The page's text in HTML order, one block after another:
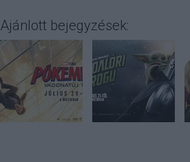
Ajánlott bejegyzések: